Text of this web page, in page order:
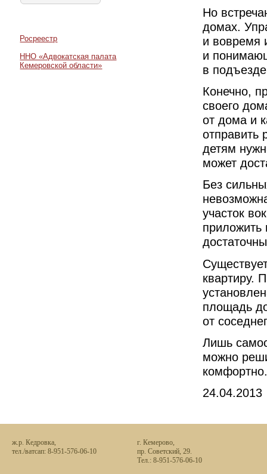
Росреестр
ННО «Адвокатская палата
Кемеровской области»
Но
домах.
и вовремя
и
в
Конечно,
своего
от дома и
отправить
детям
может
Без
участок
приложить
квартиру.
площадь
от
Лишь
можно
комфортно.
24.04.2013
ж.р. Кедровка,
тел./ватсап: 8-951-576-06-10
г. Кемерово,
пр. Советский, 29.
Тел.: 8-951-576-06-10